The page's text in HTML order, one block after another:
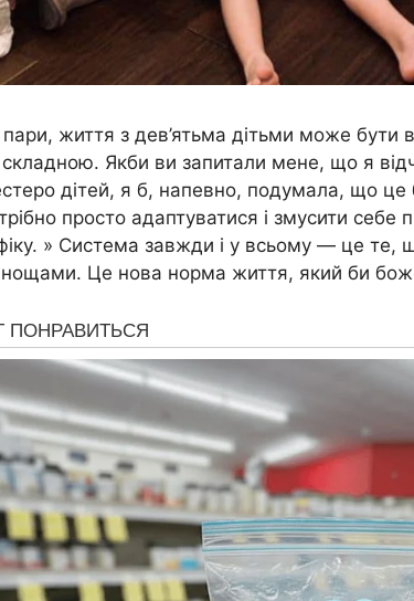
життя з дев’ятьма дітьми може бути
Якби ви запитали мене, що я
дітей, я б, напевно, подумала, що
просто адаптуватися і змусити
» Система завжди і у всьому — це те,
Це нова норма життя, який би